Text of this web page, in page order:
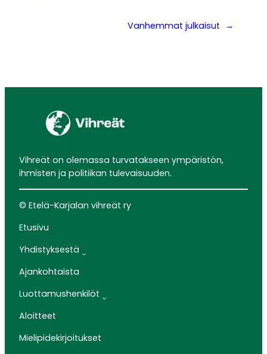
Vanhemmat julkaisut →
Vihreät on olemassa turvatakseen ympäristön,
ihmisten ja politiikan tulevaisuuden.
© Etelä-Karjalan vihreät ry
Etusivu
Yhdistyksestä
Ajankohtaista
Luottamushenkilöt
Aloitteet
Mielipidekirjoitukset